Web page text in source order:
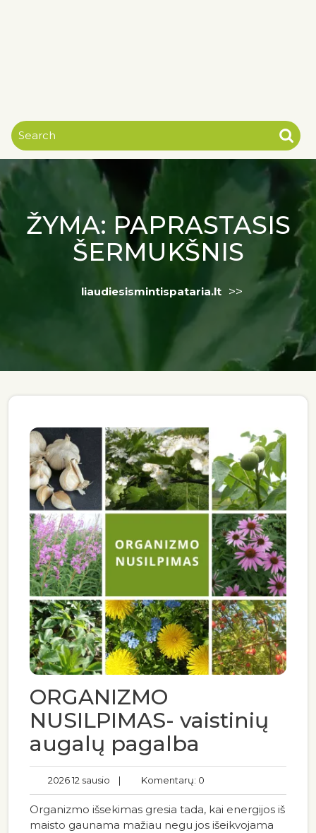
ŽYMA: PAPRASTASIS
ŠERMUKŠNIS
liaudiesismintispataria.lt >>
ORGANIZMO
NUSILPIMAS- vaistinių
augalų pagalba
2026 12 sausio | Komentarų: 0
Organizmo išsekimas gresia tada, kai energijos iš
maisto gaunama mažiau negu jos išeikvojama